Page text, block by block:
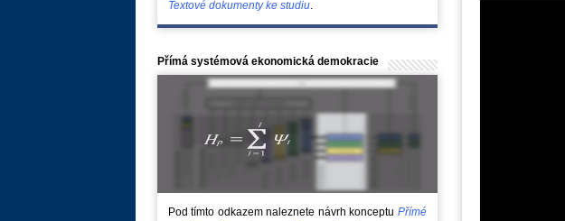
Textové dokumenty ke studiu.
Přímá systémová ekonomická demokracie
Pod tímto odkazem naleznete návrh konceptu Přímé